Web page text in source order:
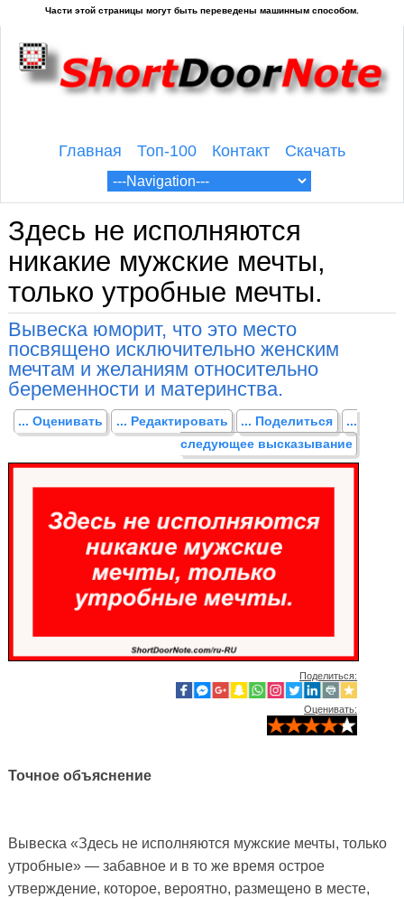
Главная Топ-100 Контакт Скачать
Здесь не исполняются
никакие мужские мечты,
только утробные мечты.
Вывеска юморит, что это место
посвящено исключительно женским
мечтам и желаниям относительно
беременности и материнства.
... Оценивать ... Редактировать ... Поделиться
...
следующее высказывание
Поделиться:
Оценивать:
Точное объяснение
Вывеска «Здесь не исполняются мужские мечты, только
утробные» — забавное и в то же время острое
утверждение, которое, вероятно, размещено в месте,